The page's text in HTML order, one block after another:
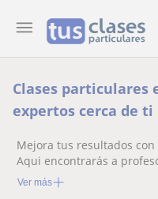
Clases particulares
expertos cerca de ti
Mejora tus resultados
Aqui encontrarás a
ayudarte.
Ver más